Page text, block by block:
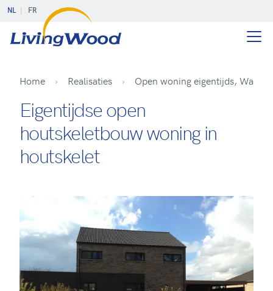
NL FR
Home Realisaties Open woning eigentijds,
Eigentijdse open
houtskeletbouw woning in
houtskelet